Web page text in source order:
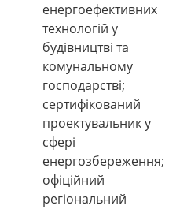
енергоефективних
технологій у
будівництві та
комунальному
господарстві;
сертифікований
проектувальник у
сфері
енергозбереження;
офіційний
регіональний